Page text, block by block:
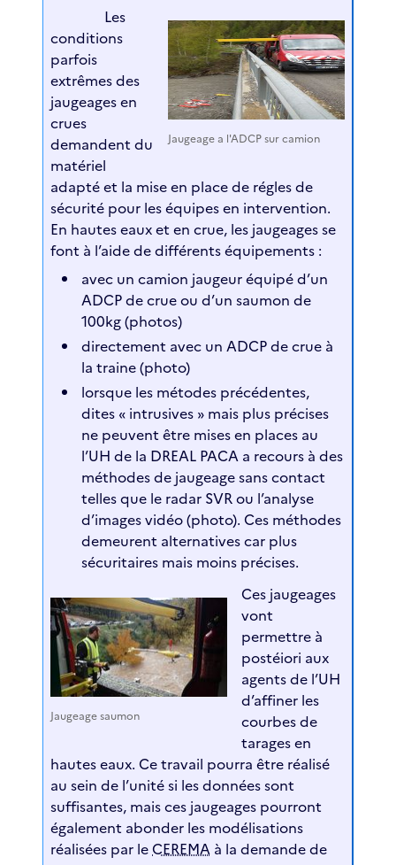
Jaugeage a l'ADCP sur camion
Les
conditions
parfois
extrêmes des
jaugeages en
crues
demandent du
matériel
adapté et la mise en place de régles de
sécurité pour les équipes en intervention.
En hautes eaux et en crue, les jaugeages se
font à l’aide de différents équipements :
avec un camion jaugeur équipé d’un
ADCP de crue ou d’un saumon de
100kg (photos)
directement avec un ADCP de crue à
la traine (photo)
lorsque les métodes précédentes,
dites « intrusives » mais plus précises
ne peuvent être mises en places au
l’UH de la DREAL PACA a recours à des
méthodes de jaugeage sans contact
telles que le radar SVR ou l’analyse
d’images vidéo (photo). Ces méthodes
demeurent alternatives car plus
sécuritaires mais moins précises.
Jaugeage saumon
Ces jaugeages
vont
permettre à
postéiori aux
agents de l’UH
d’affiner les
courbes de
tarages en
hautes eaux. Ce travail pourra être réalisé
au sein de l’unité si les données sont
suffisantes, mais ces jaugeages pourront
également abonder les modélisations
réalisées par leCEREMA à la demande de